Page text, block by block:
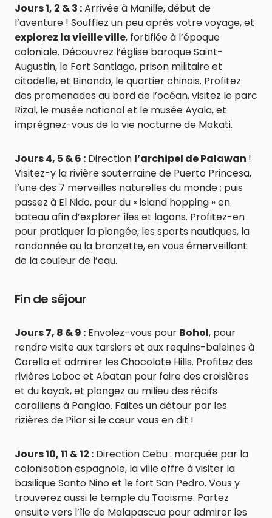
Jours 1, 2 & 3 :Arrivée à Manille, début de
l’aventure ! Soufflez un peu après votre voyage, et
explorez la vieille ville, fortifiée à l’époque
coloniale. Découvrez l’église baroque Saint-
Augustin, le Fort Santiago, prison militaire et
citadelle, et Binondo, le quartier chinois. Profitez
des promenades au bord de l’océan, visitez le parc
Rizal, le musée national et le musée Ayala, et
imprégnez-vous de la vie nocturne de Makati.
Jours 4, 5 & 6 : Direction l’archipel de Palawan !
Visitez-y la rivière souterraine de Puerto Princesa,
l’une des 7 merveilles naturelles du monde ; puis
passez à El Nido, pour du « island hopping » en
bateau afin d’explorer îles et lagons. Profitez-en
pour pratiquer la plongée, les sports nautiques, la
randonnée ou la bronzette, en vous émerveillant
de la couleur de l’eau.
Fin de séjour
Jours 7, 8 & 9 : Envolez-vous pour Bohol, pour
rendre visite aux tarsiers et aux requins-baleines à
Corella et admirer les Chocolate Hills. Profitez des
rivières Loboc et Abatan pour faire des croisières
et du kayak, et plongez au milieu des récifs
coralliens à Panglao. Faites un détour par les
rizières de Pilar si le cœur vous en dit !
Jours 10, 11 & 12 : Direction Cebu : marquée par la
colonisation espagnole, la ville offre à visiter la
basilique Santo Niño et le fort San Pedro. Vous y
trouverez aussi le temple du Taoïsme. Partez
ensuite vers l’île de Malapascua pour admirer les